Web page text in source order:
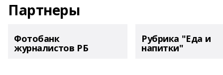
Партнеры
Фотобанк
журналистов РБ
Рубрика "Еда и
напитки"